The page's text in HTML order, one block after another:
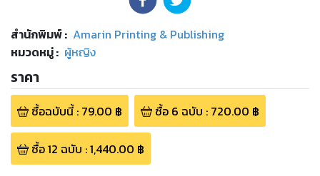
สำนักพิมพ์: Amarin Printing & Publishing
หมวดหมู่: ผู้หญิง
ราคา
ซื้อฉบับนี้: 79.00 ฿ ซื้อ 6 ฉบับ : 720.00 ฿
ซื้อ12 ฉบับ :1,440.00 ฿